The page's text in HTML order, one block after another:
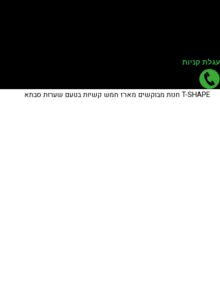
קניות
T-SHAPEחנותמבוקשיםמארז חמש קשיות בטעם שערות סבתא
כמות
כמות